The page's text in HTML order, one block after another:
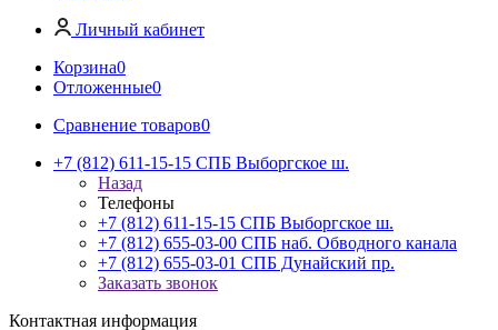
Личный кабинет
Корзина0
Отложенные0
Сравнение товаров0
+7 (812) 611-15-15 СПБ Выборгское ш.
Назад
Телефоны
+7 (812) 611-15-15 СПБ Выборгское ш.
+7 (812) 655-03-00 СПБ наб. Обводного канала
+7 (812) 655-03-01 СПБ Дунайский пр.
Заказать звонок
Контактная информация